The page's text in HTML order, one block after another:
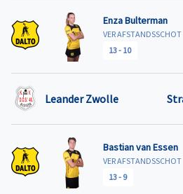
Enza Bulterman
VER AFSTANDSSCHOT
13- 10
Leander Zwolle
Bastian van Essen
VER AFSTANDSSCHOT
13- 9